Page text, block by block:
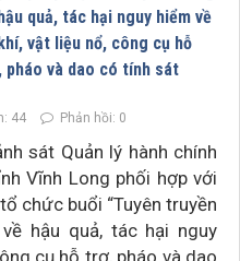
quả, tác hại nguy hiểm về
vật liệu nổ, công cụ hỗ
pháo và dao có tính sát
44 Phản hồi: 0
sát Quản lý hành chính
Vĩnh Long phối hợp với
chức buổi “Tuyên truyền
hậu quả, tác hại nguy
cụ hỗ trợ, pháo và dao